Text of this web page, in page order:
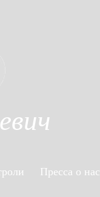
Пресса о нас